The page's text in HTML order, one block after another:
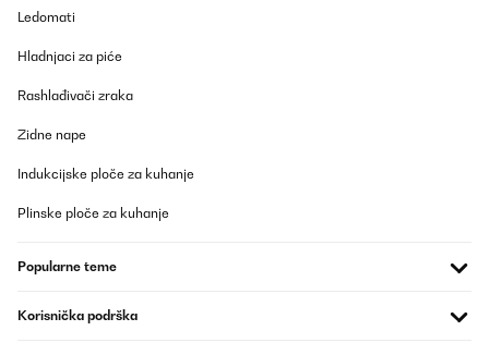
unseren Kundenservice. Wir helfen Ihnen gerne weiter.
Mit freundlichen Grüßen
_______________________________
Silvia
Guter Weinkühler. Erreicht auch bei warmer Umgebung die 5
Ansicht und Haptik.
Ledomati
Hladnjaci za piće
Rashlađivači zraka
Zidne nape
Indukcijske ploče za kuhanje
Plinske ploče za kuhanje
Popularne teme
Korisnička podrška